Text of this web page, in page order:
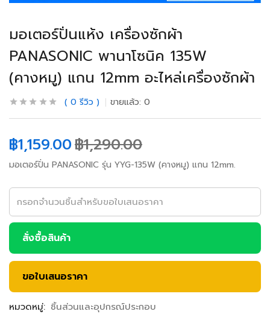
มอเตอร์ปั่นแห้ง เครื่องซักผ้า
PANASONIC พานาโซนิค 135W
(คางหมู) แกน 12mm อะไหล่เครื่องซักผ้า
0 รีวิว ขายแล้ว: 0
฿1,159.00฿1,290.00
มอเตอร์ปั่น PANASONIC รุ่น YYG-135W (คางหมู) แกน 12mm.
สั่งซื้อสินค้า
ขอใบเสนอราคา
หมวดหมู่: ชิ้นส่วนและอุปกรณ์ประกอบ